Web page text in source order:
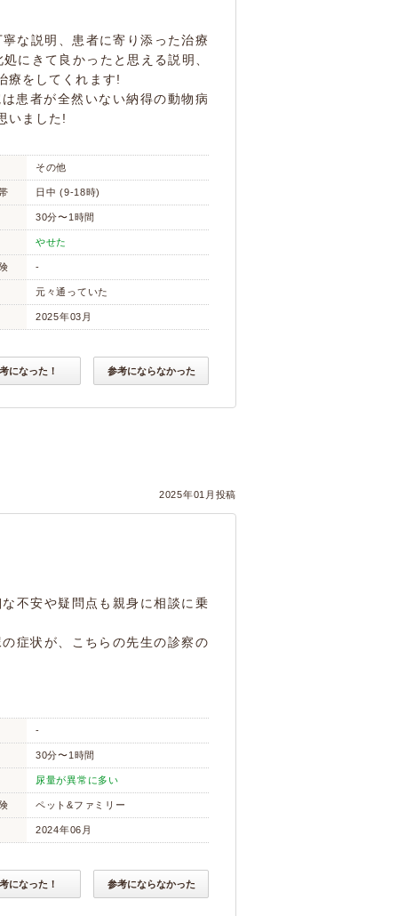
な説明、患者に寄り添った治療
にきて良かったと思える説明、
療をしてくれます!
患者が全然いない納得の動物病
いました!
その他
日中 (9-18時)
30分〜1時間
やせた
-
元々通っていた
2025年03月
になった！ 参考にならなかった
2025年01月投稿
不安や疑問点も親身に相談に乗
症状が、こちらの先生の診察の
-
30分〜1時間
尿量が異常に多い
ペット&ファミリー
2024年06月
になった！ 参考にならなかった